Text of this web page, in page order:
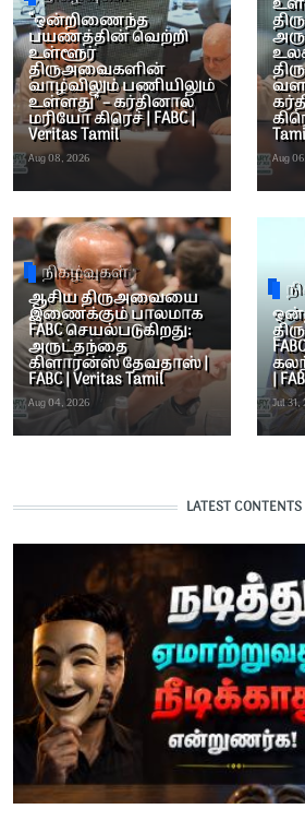
“ஒன்றிணைந்த
பயணத்தின் வெற்றி
உள்ளூர்
திருஅவைகளின்
வாழ்விலும் பணியிலும்
உள்ளது” – கர்தினால்
மரியோ கிரெச் | FABC |
Veritas Tamil
Aug 08, 2026 Aug
நிகழ்வுகள்
ஆசிய திருஅவையை
இணைக்கும் பாலமாக
FABC செயல்படுகிறது:
அருட்தந்தை
கிளாரன்ஸ் தேவதாஸ் |
FABC | Veritas Tamil
Aug 04, 2026
|
Jul 31,
LATEST CONTENTS